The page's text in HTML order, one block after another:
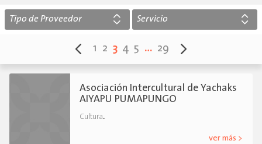
1 2 3 4 5 … 29
Asociación Intercultural de Yachaks
AIYAPU PUMAPUNGO
Cultura.
ver más >
Tipo de Proveedor Servicio